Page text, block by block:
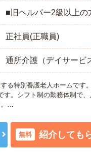
正社員(正職員)
通所介護（デイサービ
る特別養護老人ホームです。
す。シフト制の勤務体制で
は詳細の情報や面接のポイ
問い合わせくださいませ。
無料 紹介しても